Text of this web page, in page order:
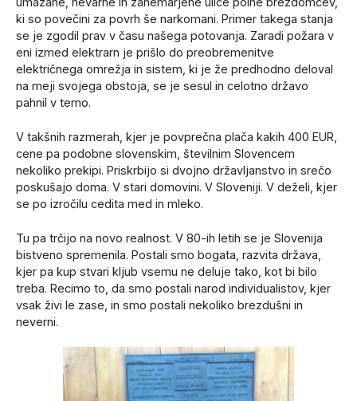
ki so povečini za povrh še narkomani. Primer takega stanja
se je zgodil prav v času našega potovanja. Zaradi požara v
eni izmed elektrarn je prišlo do preobremenitve
električnega omrežja in sistem, ki je že predhodno deloval
na meji svojega obstoja, se je sesul in celotno državo
pahnil v temo.
V takšnih razmerah, kjer je povprečna plača kakih 400 EUR,
cene pa podobne slovenskim, številnim Slovencem
nekoliko prekipi. Priskrbijo si dvojno državljanstvo in srečo
poskušajo doma. V stari domovini. V Sloveniji. V deželi, kjer
se po izročilu cedita med in mleko.
Tu pa trčijo na novo realnost. V 80-ih letih se je Slovenija
bistveno spremenila. Postali smo bogata, razvita država,
kjer pa kup stvari kljub vsemu ne deluje tako, kot bi bilo
treba. Recimo to, da smo postali narod individualistov, kjer
vsak živi le zase, in smo postali nekoliko brezdušni in
neverni.